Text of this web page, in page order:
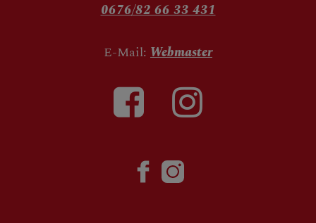
0676/82 66 33 431
E-Mail: Webmaster